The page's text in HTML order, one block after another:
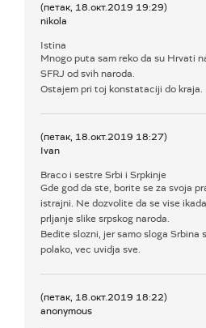
(петак, 18.окт.2019 19:29)
nikola
Istina
Mnogo puta sam reko da su Hrvati
SFRJ od svih naroda.
Ostajem pri toj konstataciji do kraja.
(петак, 18.окт.2019 18:27)
Ivan
Braco i sestre Srbi i Srpkinje
Gde god da ste, borite se za svoja
istrajni. Ne dozvolite da se vise
prljanje slike srpskog naroda.
Bedite slozni, jer samo sloga Srbina
polako, vec uvidja sve.
(петак, 18.окт.2019 18:22)
anonymous